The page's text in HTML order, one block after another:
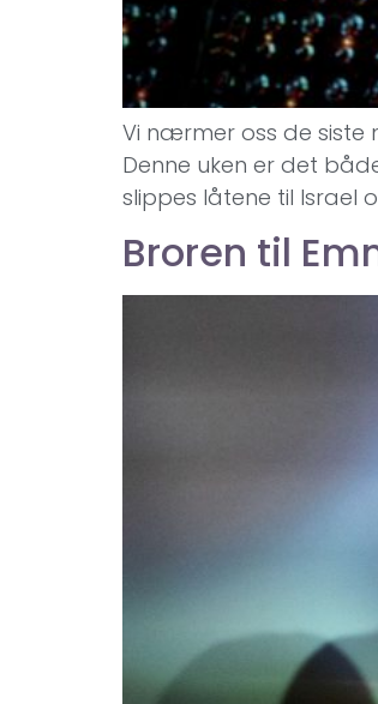
Vi nærmer oss de siste
Denne uken er det
slippes låtene til Israel
Broren til